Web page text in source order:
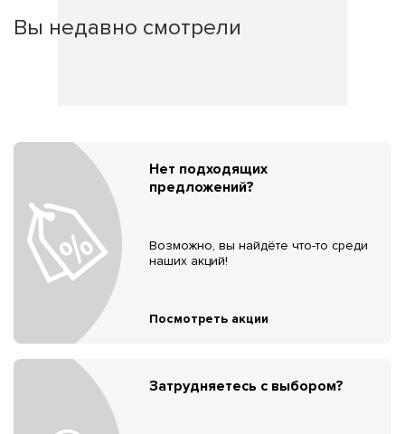
Вы недавно смотрели
Нет подходящих
предложений?
Возможно, вы найдёте что-то среди
наших акций!
Посмотреть акции
Затрудняетесь с выбором?